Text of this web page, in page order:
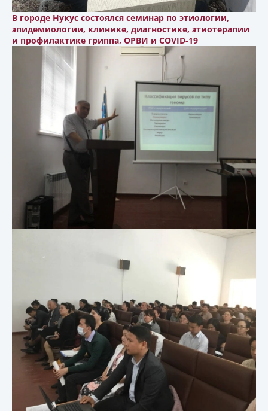
В городе Нукус состоялся семинар по этиологии,
эпидемиологии, клинике, диагностике, этиотерапии
и профилактике гриппа, ОРВИ и COVID-19